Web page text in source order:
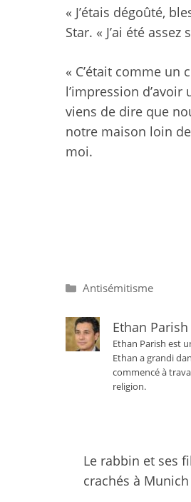
« J’étais dégoûté,
Star. « J’ai été
« C’était comme un
l’impression
viens de dire que
notre maison loin
moi.
Catégories
Antisémitisme
Ethan Parish
Ethan Parish est
Ethan a grandi
commencé à
religion.
Le rabbin et ses
crachés à Munich